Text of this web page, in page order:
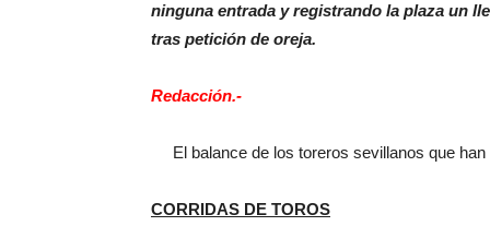
ninguna entrada y registrando la plaza un
tras petición de oreja.
Redacción.-
El balance de los toreros sevillanos que han
CORRIDAS DE TOROS